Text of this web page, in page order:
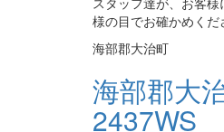
様の目でお確かめくだ
海部郡大治町
海部郡大
2437WS